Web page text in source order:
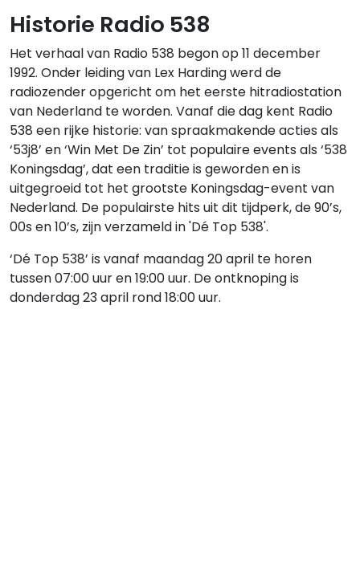
Historie Radio 538
Het verhaal van Radio 538 begon op 11 december
1992. Onder leiding van Lex Harding werd de
radiozender opgericht om het eerste hitradiostation
van Nederland te worden. Vanaf die dag kent Radio
538 een rijke historie: van spraakmakende acties als
‘53j8’ en ‘Win Met De Zin’ tot populaire events als ‘538
Koningsdag’, dat een traditie is geworden en is
uitgegroeid tot het grootste Koningsdag-event van
Nederland. De populairste hits uit dit tijdperk, de 90’s,
00s en 10’s, zijn verzameld in 'Dé Top 538'.
‘Dé Top 538’ is vanaf maandag 20 april te horen
tussen 07:00 uur en 19:00 uur. De ontknoping is
donderdag 23 april rond 18:00 uur.